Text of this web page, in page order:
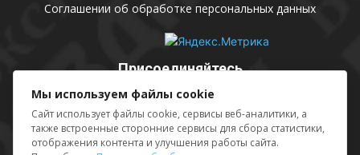
Соглашении об обработке персональных данных
Присоединяйтесь
Мы используем файлы cookie
Сайт использует файлы cookie, сервисы веб-аналитики, а
также встроенные сторонние сервисы для сбора статистики,
отображения контента и улучшения работы сайта.